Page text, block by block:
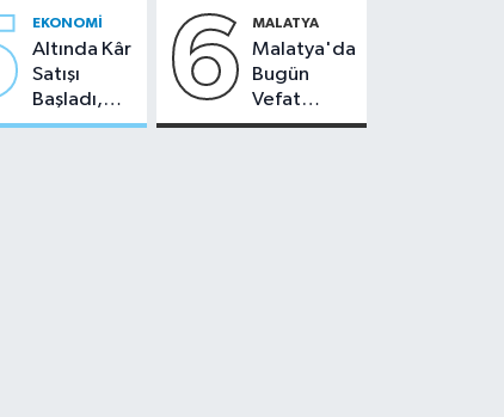
EKONOMI
Altında Kâr
Satışı
Başladı,
Malatya'da
6 MALATYA
Malatya'da
Bugün
Vefat
Edenler -